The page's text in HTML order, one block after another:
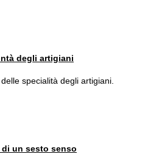
degli artigiani
specialità degli artigiani.
di un sesto senso